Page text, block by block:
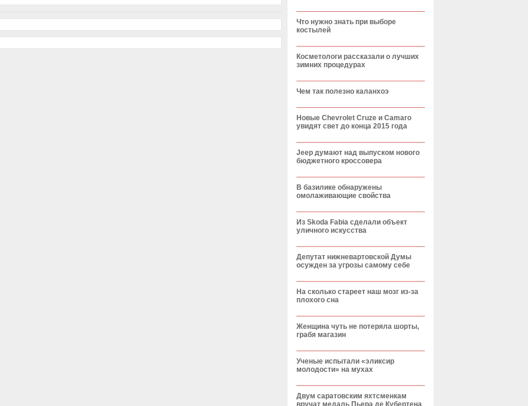
Что нужно знать при выборе
костылей
Косметологи рассказали о лучших
зимних процедурах
Чем так полезно каланхоэ
Новые Chevrolet Cruze и Camaro
увидят свет до конца 2015 года
Jeep думают над выпуском нового
бюджетного кроссовера
В базилике обнаружены
омолаживающие свойства
Из Skoda Fabia сделали объект
уличного искусства
Депутат нижневартовской Думы
осужден за угрозы самому себе
На сколько стареет наш мозг из-за
плохого сна
Женщина чуть не потеряла шорты,
грабя магазин
Ученые испытали «эликсир
молодости» на мухах
Двум саратовским яхтсменкам
вручат медаль Пьера де Кубертена